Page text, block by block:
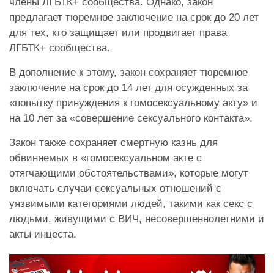
предлагает тюремное заключение на срок до 20 лет
для тех, кто защищает или продвигает права
ЛГБТК+ сообщества.
В дополнение к этому, закон сохраняет тюремное
заключение на срок до 14 лет для осужденных за
«попытку принуждения к гомосексуальному акту» и
на 10 лет за «совершение сексуального контакта».
Закон также сохраняет смертную казнь для
обвиняемых в «гомосексуальном акте с
отягчающими обстоятельствами», которые могут
включать случаи сексуальных отношений с
уязвимыми категориями людей, такими как секс с
людьми, живущими с ВИЧ, несовершеннолетними и
акты инцеста.